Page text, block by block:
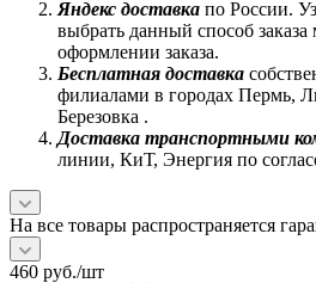
Яндекс доставка по России.
выбрать данный способ
оформлении заказа.
Бесплатная доставка
филиалами в городах Пермь,
Березовка .
Доставка транспортными
линии, КиТ, Энергия по
На все товары распространяется
460 руб./шт